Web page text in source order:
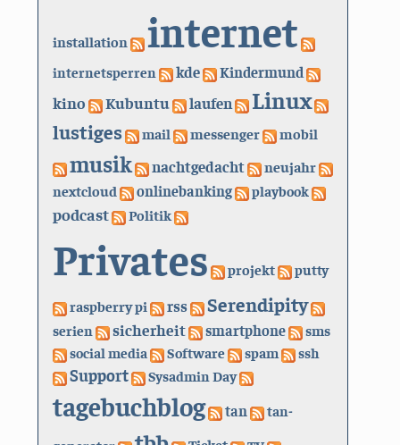
installation internet
internetsperren kde Kindermund
kino Kubuntu laufen Linux
lustiges mail messenger mobil
musik nachtgedacht neujahr
nextcloud onlinebanking playbook
podcast Politik
Privates projekt putty
raspberry pi rss Serendipity
serien sicherheit smartphone
sms
social media
Software spam ssh
Support Sysadmin Day
tagebuchblog tan
tan-